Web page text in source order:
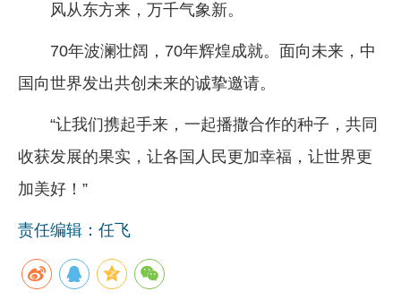
风从东方来，万千气象新。
70年波澜壮阔，70年辉煌成就。面向未来，中
国向世界发出共创未来的诚挚邀请。
“让我们携起手来，一起播撒合作的种子，共同
收获发展的果实，让各国人民更加幸福，让世界更
加美好！”
责任编辑：任飞